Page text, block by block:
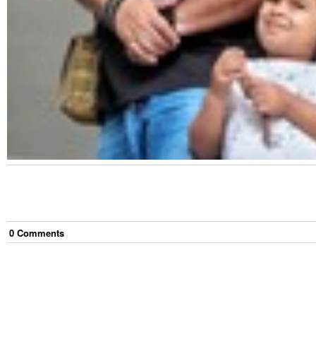
0 Comments